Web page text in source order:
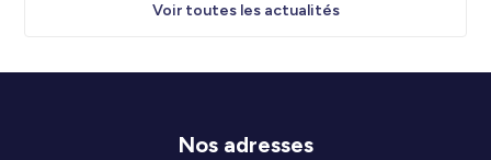
Voir toutes les actualités
Nos adresses